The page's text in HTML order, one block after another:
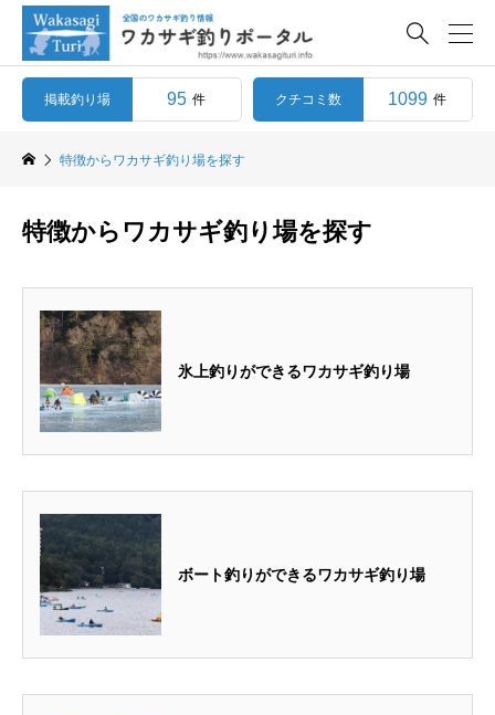

掲載釣り場 95 件 クチコミ数 1099 件
特徴からワカサギ釣り場を探す
特徴からワカサギ釣り場を探す
氷上釣りができるワカサギ釣り場
ボート釣りができるワカサギ釣り場